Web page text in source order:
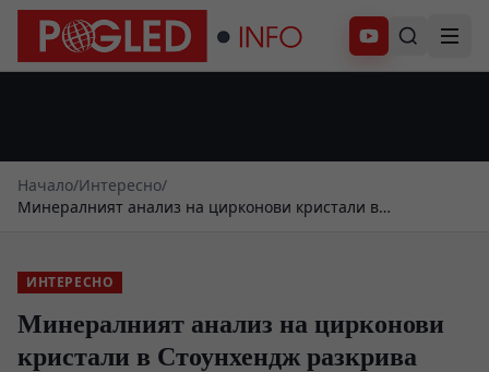
Абонирай се
Начало/Интересно/
Минералният анализ на цирконови кристали в
ИНТЕРЕСНО
Минералният анализ на цирконови
кристали в Стоунхендж разкрива